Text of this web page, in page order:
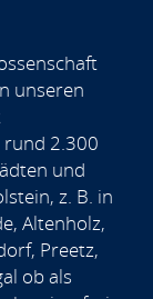
unseren
rund 2.300
und
z. B. in
Altenholz,
Preetz,
ob als